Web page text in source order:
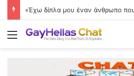
Menu